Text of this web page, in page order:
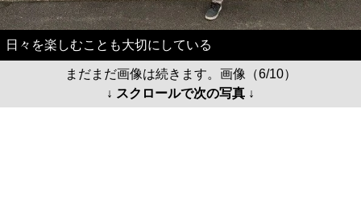
日々を楽しむことも大切にしている
まだまだ画像は続きます。画像（6/10）
↓ スクロールで次の写真 ↓